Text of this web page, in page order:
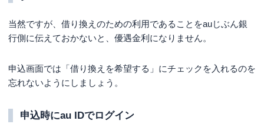
当然ですが、借り換えのための利用であることをauじぶん銀
行側に伝えておかないと、優遇金利になりません。
申込画面では「借り換えを希望する」にチェックを入れるのを
忘れないようにしましょう。
申込時にau IDでログイン